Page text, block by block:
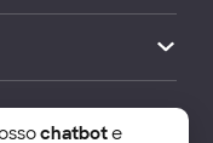
and
chatbote